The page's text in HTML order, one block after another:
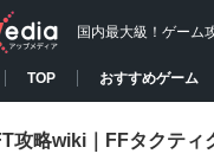
国内最大級！ゲーム
TOP おすすめゲーム
攻略wiki｜FFタクティ